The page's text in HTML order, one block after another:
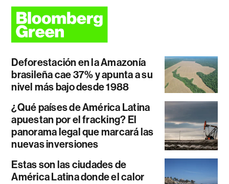
Deforestación en la Amazonía
brasileña cae 37% y apunta a su
nivel más bajo desde 1988
¿Qué países de América Latina
apuestan por el fracking? El
panorama legal que marcará las
nuevas inversiones
Estas son las ciudades de
América Latina donde el calor